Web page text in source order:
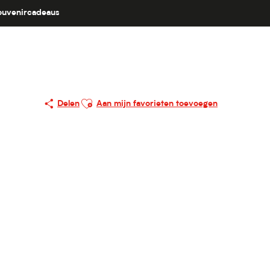
Delen
Ajouter aux favoris
Aan mijn favorieten toevoegen